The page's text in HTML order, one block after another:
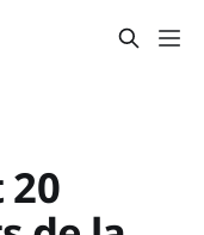
20